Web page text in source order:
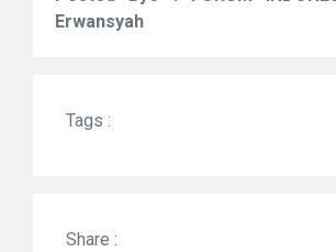
Erwansyah
Tags :
Share :